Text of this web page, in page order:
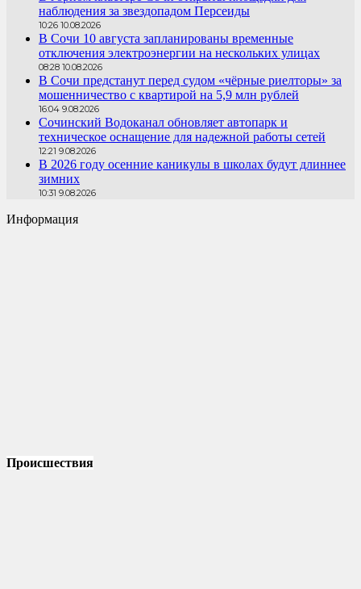
наблюдения за звездопадом Персеиды
10:26 10.08.2026
В Сочи 10 августа запланированы временные
отключения электроэнергии на нескольких улицах
08:28 10.08.2026
В Сочи предстанут перед судом «чёрные риелторы» за
мошенничество с квартирой на 5,9 млн рублей
16:04 9.08.2026
Сочинский Водоканал обновляет автопарк и
техническое оснащение для надежной работы сетей
12:21 9.08.2026
В 2026 году осенние каникулы в школах будут длиннее
зимних
10:31 9.08.2026
Информация
Происшествия